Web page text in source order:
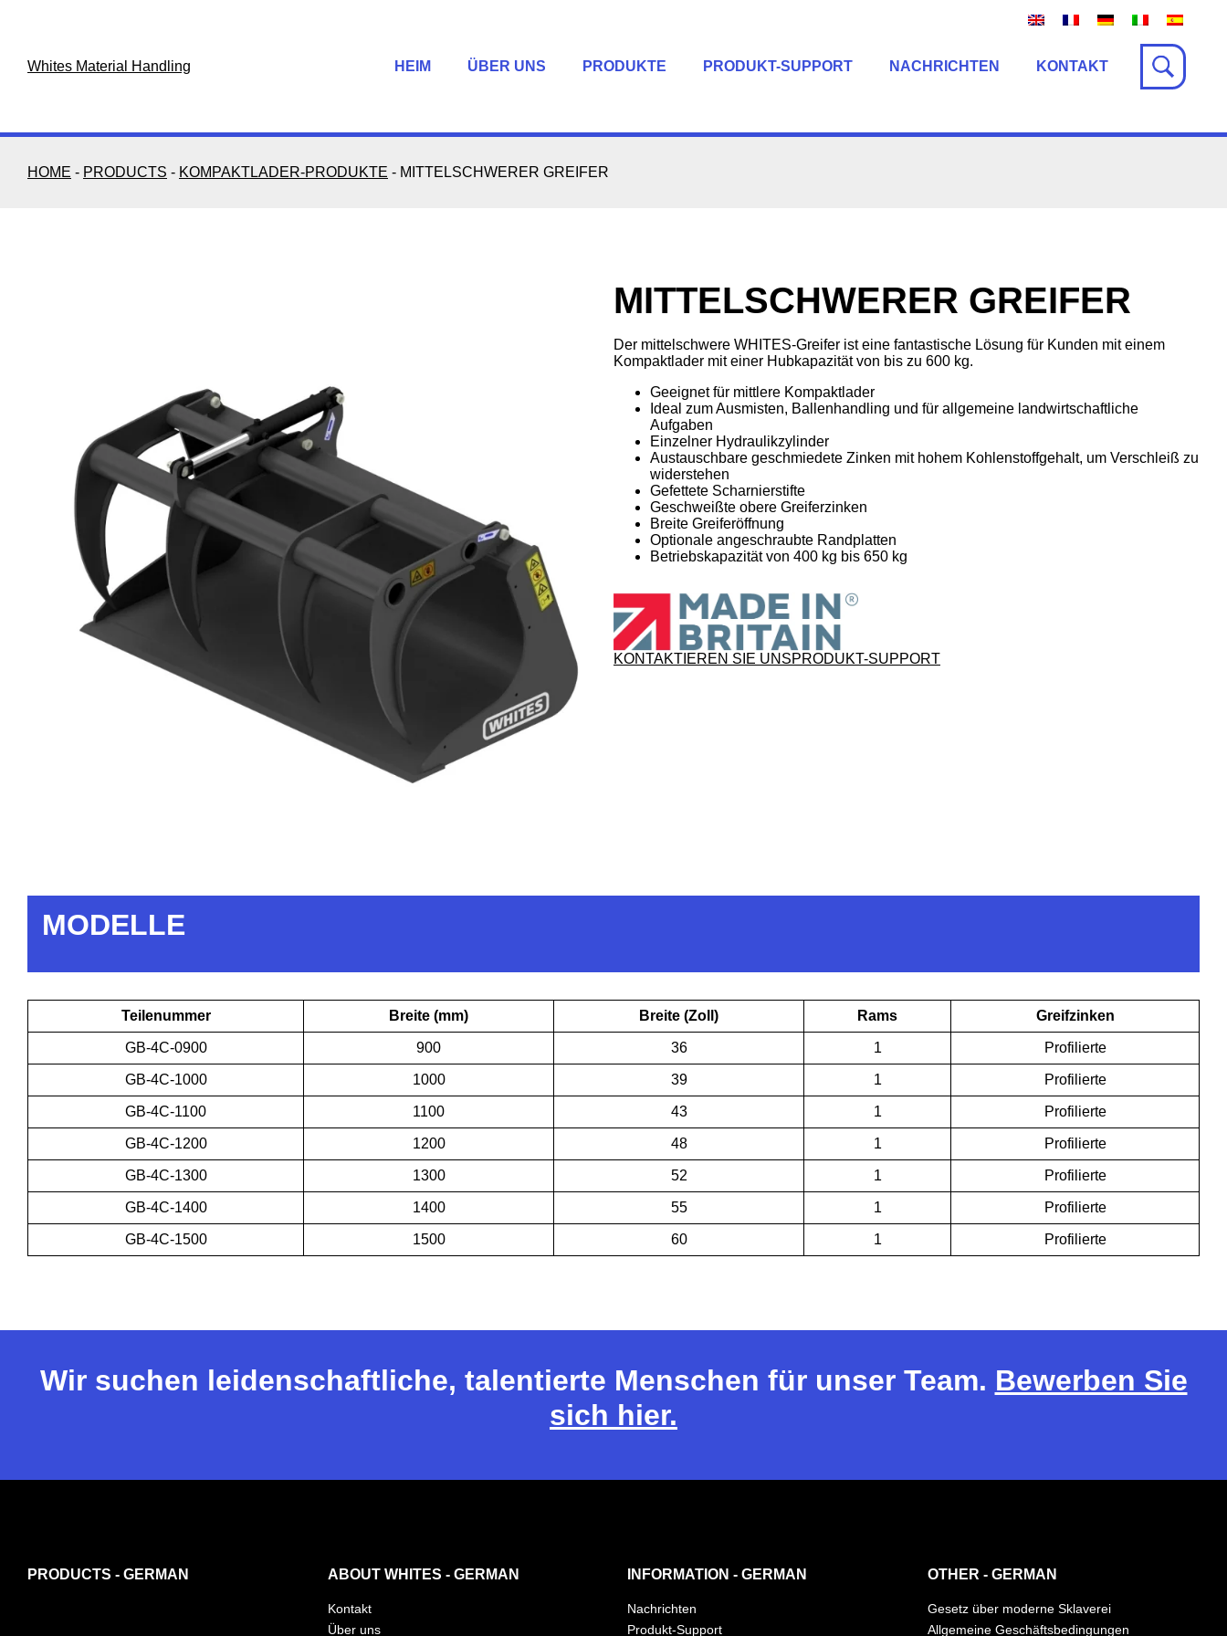
Whites Material Handling
HEIM ÜBER UNS PRODUKTE PRODUKT-SUPPORT NACHRICHTEN KONTAKT
HOME - PRODUCTS - KOMPAKTLADER-PRODUKTE - MITTELSCHWERER GREIFER
MITTELSCHWERER GREIFER
Der mittelschwere WHITES-Greifer ist eine fantastische Lösung für Kunden mit einem
Kompaktlader mit einer Hubkapazität von bis zu 600 kg.
Geeignet für mittlere Kompaktlader
Ideal zum Ausmisten, Ballenhandling und für allgemeine landwirtschaftliche
Aufgaben
Einzelner Hydraulikzylinder
Austauschbare geschmiedete Zinken mit hohem Kohlenstoffgehalt, um Verschleiß zu
widerstehen
Gefettete Scharnierstifte
Geschweißte obere Greiferzinken
Breite Greiferöffnung
Optionale angeschraubte Randplatten
Betriebskapazität von 400 kg bis 650 kg
KONTAKTIEREN SIE UNSPRODUKT-SUPPORT
MODELLE
Teilenummer Breite (mm) Breite (Zoll) Rams Greifzinken
GB-4C-0900 900 36 1 Profilierte
GB-4C-1000 1000 39 1 Profilierte
GB-4C-1100 1100 43 1 Profilierte
GB-4C-1200 1200 48 1 Profilierte
GB-4C-1300 1300 52 1 Profilierte
GB-4C-1400 1400 55 1 Profilierte
GB-4C-1500 1500 60 1 Profilierte
Wir suchen leidenschaftliche, talentierte Menschen für unser Team. Bewerben Sie
sich hier.
PRODUCTS - GERMAN ABOUT WHITES - GERMAN
Kontakt
Über uns
INFORMATION - GERMAN
Nachrichten
Produkt-Support
OTHER - GERMAN
Gesetz über moderne Sklaverei
Allgemeine Geschäftsbedingungen